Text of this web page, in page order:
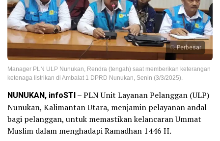
Perbesar
Manager PLN ULP Nunukan, Rendra (tengah) saat memberikan keterangan
ketenaga listrikan di Ambalat 1 DPRD Nunukan, Senin (3/3/2025).
NUNUKAN, infoSTI– PLN Unit Layanan Pelanggan (ULP)
Nunukan, Kalimantan Utara, menjamin pelayanan andal
bagi pelanggan, untuk memastikan kelancaran Ummat
Muslim dalam menghadapi Ramadhan 1446 H.